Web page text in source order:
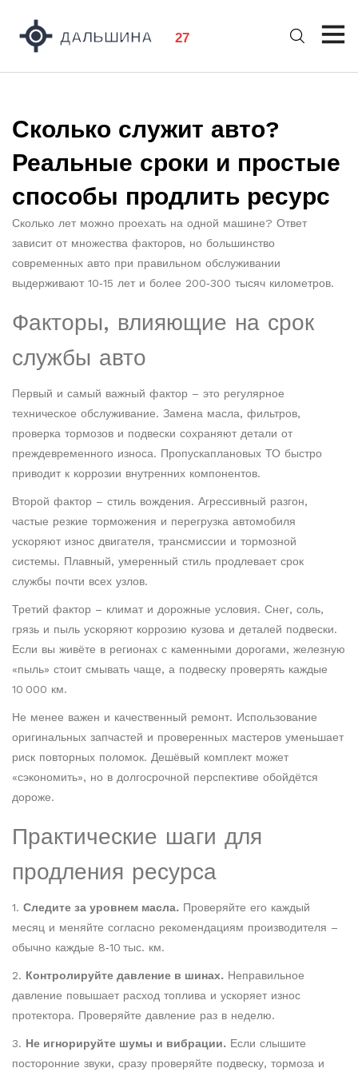
Сколько служит авто?
Реальные сроки и простые
способы продлить ресурс
Сколько лет можно проехать на одной машине? Ответ
зависит от множества факторов, но большинство
современных авто при правильном обслуживании
выдерживают 10‑15 лет и более 200‑300 тысяч километров.
Факторы, влияющие на срок
службы авто
Первый и самый важный фактор – это регулярное
техническое обслуживание. Замена масла, фильтров,
проверка тормозов и подвески сохраняют детали от
преждевременного износа. Пропускаплановых ТО быстро
приводит к коррозии внутренних компонентов.
Второй фактор – стиль вождения. Агрессивный разгон,
частые резкие торможения и перегрузка автомобиля
ускоряют износ двигателя, трансмиссии и тормозной
системы. Плавный, умеренный стиль продлевает срок
службы почти всех узлов.
Третий фактор – климат и дорожные условия. Снег, соль,
грязь и пыль ускоряют коррозию кузова и деталей подвески.
Если вы живёте в регионах с каменными дорогами, железную
«пыль» стоит смывать чаще, а подвеску проверять каждые
10 000 км.
Не менее важен и качественный ремонт. Использование
оригинальных запчастей и проверенных мастеров уменьшает
риск повторных поломок. Дешёвый комплект может
«сэкономить», но в долгосрочной перспективе обойдётся
дороже.
Практические шаги для
продления ресурса
1. Следите за уровнем масла. Проверяйте его каждый
месяц и меняйте согласно рекомендациям производителя –
обычно каждые 8‑10 тыс. км.
2. Контролируйте давление в шинах. Неправильное
давление повышает расход топлива и ускоряет износ
протектора. Проверяйте давление раз в неделю.
3. Не игнорируйте шумы и вибрации. Если слышите
посторонние звуки, сразу проверяйте подвеску, тормоза и